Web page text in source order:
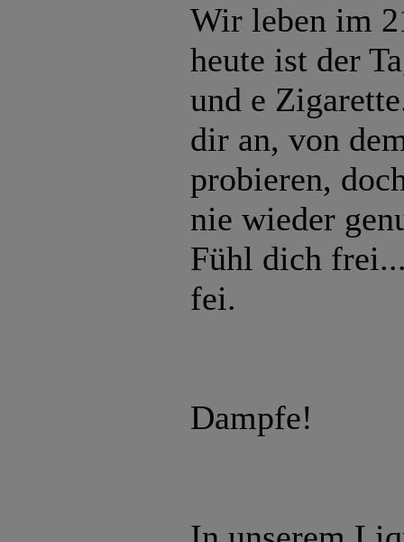
Wir leben im
heute ist der
und e
dir an, von
probieren,
nie wieder
Fühl dich
fei.
Dampfe!